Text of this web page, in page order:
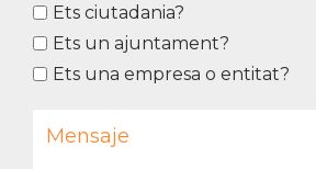
v
o
d
e
Ets ciutadania?
Ets un ajuntament?
Ets una empresa o entitat?